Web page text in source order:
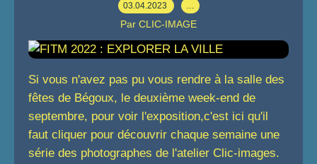
03.04.2023 …
Par CLIC-IMAGE
Si vous n'avez pas pu vous rendre à la salle des
fêtes de Bégoux, le deuxième week-end de
septembre, pour voir l'exposition,c'est ici qu'il
faut cliquer pour découvrir chaque semaine une
série des photographes de l'atelier Clic-images.